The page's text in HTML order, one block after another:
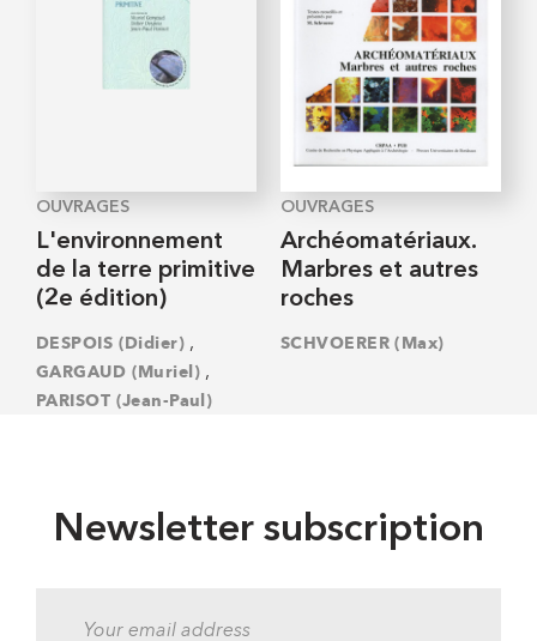
OUVRAGES
L'environnement
de la terre primitive
(2e édition)
DESPOIS (Didier) ,
GARGAUD (Muriel) ,
PARISOT (Jean-Paul)
OUVRAGES
Archéomatériaux.
Marbres et autres
roches
SCHVOERER (Max)
Newsletter subscription